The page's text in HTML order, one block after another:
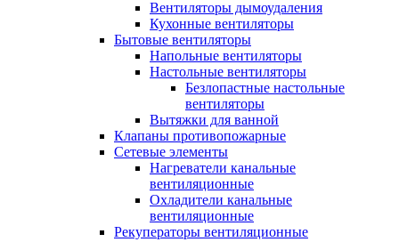
Вентиляторы дымоудаления
Кухонные вентиляторы
Бытовые вентиляторы
Напольные вентиляторы
Настольные вентиляторы
Безлопастные настольные
вентиляторы
Вытяжки для ванной
Клапаны противопожарные
Сетевые элементы
Нагреватели канальные
вентиляционные
Охладители канальные
вентиляционные
Рекуператоры вентиляционные